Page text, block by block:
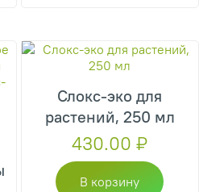
Слокс-эко для
растений, 250 мл
430.00₽
В корзину